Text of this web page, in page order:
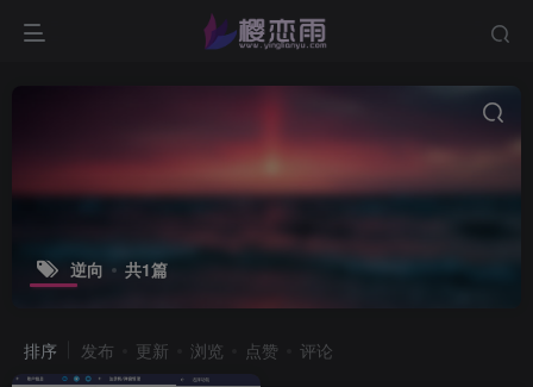
逆向 共1篇
排序 发布 更新 浏览 点赞 评论